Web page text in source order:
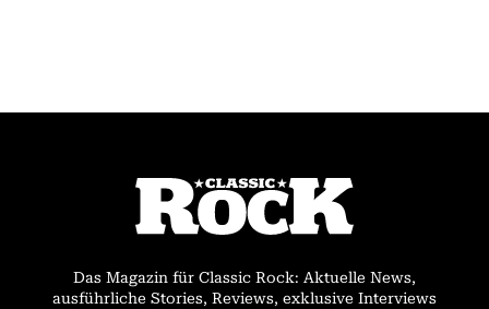
Das Magazin für Classic Rock: Aktuelle News,
ausführliche Stories, Reviews, exklusive Interviews